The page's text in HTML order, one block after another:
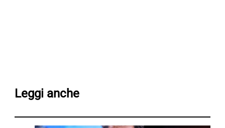
Leggi anche